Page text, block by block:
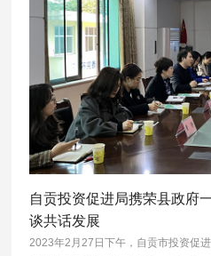
自贡投资促进局携荣县政府
谈共话发展
2023年2月27日下午，自贡市投资促